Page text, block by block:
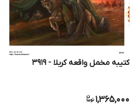
کتیبه مخمل واقعه کربلا - 3919
1,365,000